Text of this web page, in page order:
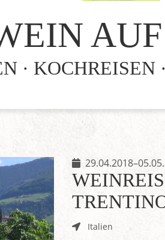
· KOCHREISEN
Italien